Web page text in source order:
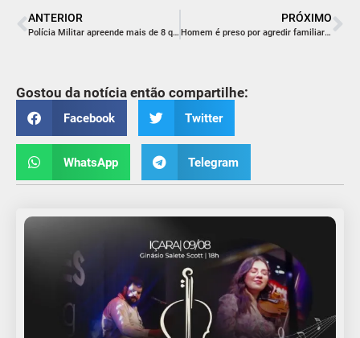
ANTERIOR
Polícia Militar apreende mais de 8 quilos de cocaína e detém dois envolvidos com o tráfico em Criciúma
PRÓXIMO
Homem é preso por agredir familiares e desacatar policiais em Criciúma
Gostou da notícia então compartilhe:
Facebook Twitter
WhatsApp Telegram